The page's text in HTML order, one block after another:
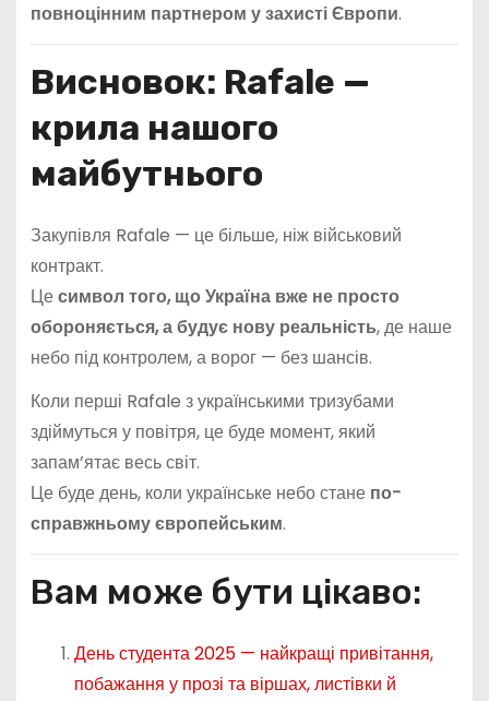
повноцінним партнером у захисті Європи.
Висновок: Rafale —
крила нашого
майбутнього
Закупівля Rafale — це більше, ніж військовий
контракт.
Цесимвол того, що Україна вже не просто
обороняється, а будує нову реальність, де наше
небо під контролем, а ворог — без шансів.
Коли перші Rafale з українськими тризубами
здіймуться у повітря, це буде момент, який
запам’ятає весь світ.
Це буде день, коли українське небо стане по-
справжньому європейським.
Вам може бути цікаво:
День студента 2025 — найкращі привітання,
побажання у прозі та віршах, листівки й